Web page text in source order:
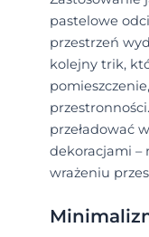
pastelowe
przestrzeń
kolejny trik,
przeładować
dekoracjami –
wrażeniu